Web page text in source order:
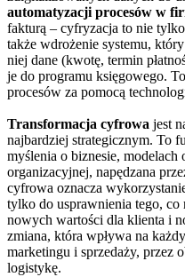
automatyzacji procesów w
fakturą – cyfryzacja to nie
także wdrożenie systemu,
niej dane (kwotę, termin
je do programu księgowego.
procesów za pomocą
Transformacja cyfrowa jest
najbardziej strategicznym. To
myślenia o biznesie,
organizacyjnej, napędzana
cyfrowa oznacza
tylko do usprawnienia tego, co
nowych wartości dla klienta i
zmiana, która wpływa na
marketingu i sprzedaży, przez
logistykę.